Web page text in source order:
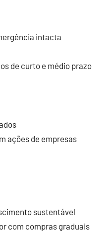
intacta
de curto e médio prazo
ações de empresas
sustentável
com compras graduais